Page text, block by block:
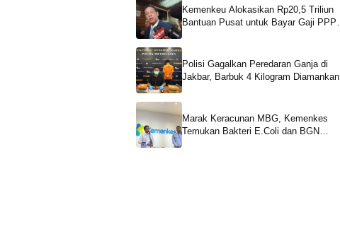
Kemenkeu Alokasikan Rp20,5 Triliun
Bantuan Pusat untuk Bayar Gaji PPPK
Polisi Gagalkan Peredaran Ganja di
Jakbar, Barbuk 4 Kilogram Diamankan
Marak Keracunan MBG, Kemenkes
Temukan Bakteri E.Coli dan BGN